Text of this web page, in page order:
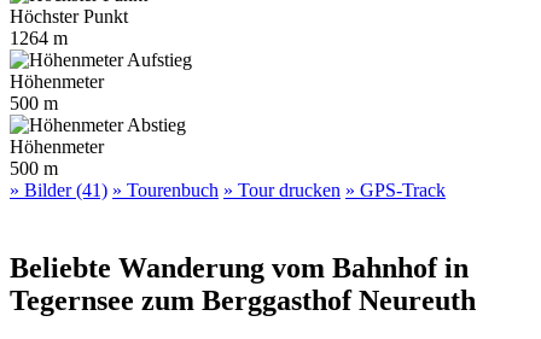
Höchster Punkt
1264 m
Höhenmeter
500 m
Höhenmeter
500 m
» Bilder (41) » Tourenbuch » Tour drucken » GPS-Track
Beliebte Wanderung vom Bahnhof in
Tegernsee zum Berggasthof Neureuth